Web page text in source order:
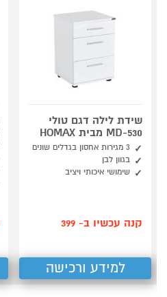
שידת לילה דגם טולי
MD-530 מבית HOMAX
3 מגירות אחסון בגדלים שונים
בגוון לבן
שימושי איכותי ויציב
קנה עכשיו ב- 399
למידע ורכישה